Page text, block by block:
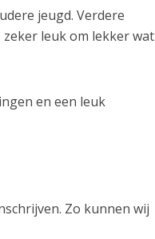
jeugd. Verdere
leuk om lekker wat
en een leuk
Zo kunnen wij